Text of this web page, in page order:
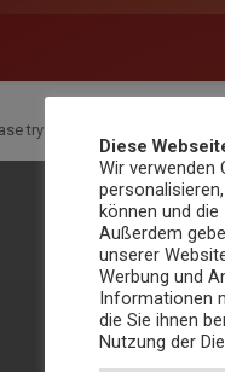
try again or contact site
Diese
Wir verwenden
können und
Außerdem
unserer
Werbung und
Informationen
die Sie ihnen
Nutzung der